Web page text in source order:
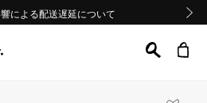
響による配送遅延について
Sale 2buy10%OFF!!
による配送遅延について
響による配送遅延について
Sale 2buy10%OFF!!